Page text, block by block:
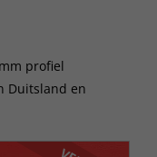
profiel
Duitsland en